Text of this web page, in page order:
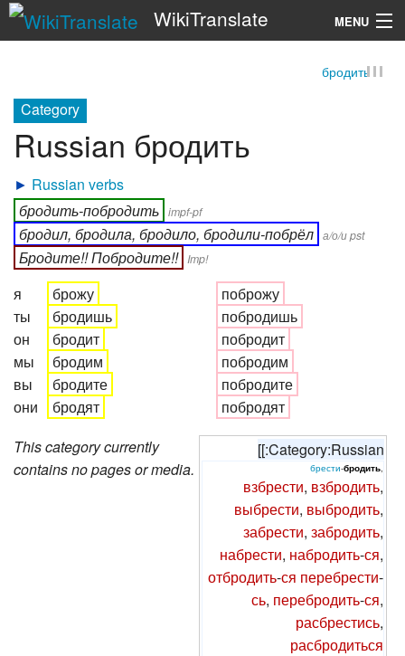
WikiTranslate MENU
бродить
Category
Russian бродить
► Russian verbs
бродить-побродить impf-pf
бродил, бродила, бродило, бродили-побрёл а/о/и pst
Бродите!! Побродите!! Imp!
я
ты
он
мы
вы
они
брожу
бродишь
бродит
бродим
бродите
бродят
поброжу
побродишь
побродит
побродим
побродите
побродят
[[:Category:Russian
брести-бродить,
взбрести, взбродить,
выбрести, выбродить,
забрести, забродить,
набрести, набродить-ся,
отбродить-ся перебрести-
сь, перебродить-ся,
расбрестись,
расбродиться
This category currently
contains no pages or media.